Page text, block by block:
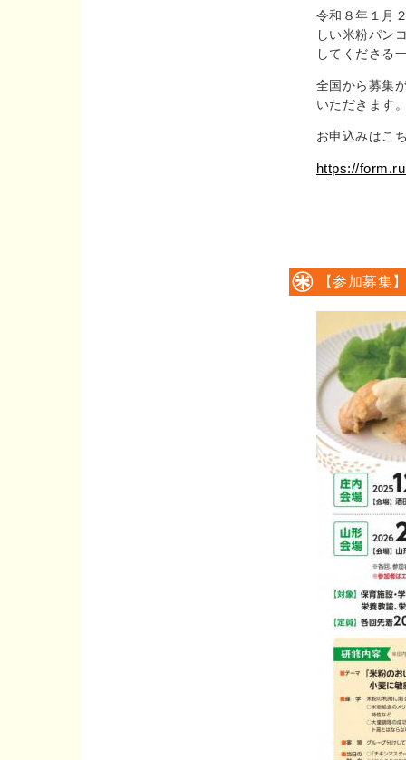
令和８年１月
しい米粉パン
してくださる
全国から募集
いただきます
お申込みはこ
https://
【参加募集